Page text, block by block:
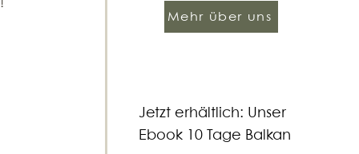
Mehr über uns
Jetzt erhältlich: Unser
Ebook 10 Tage Balkan